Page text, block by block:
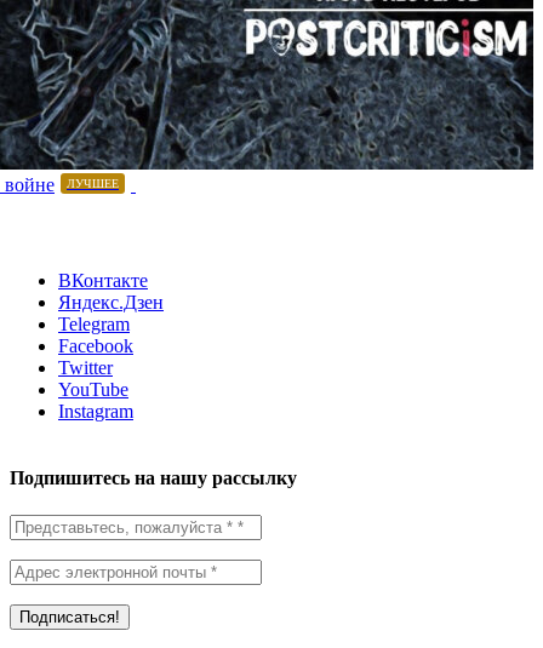
ЛУЧШЕЕ
ВКонтакте
Яндекс.Дзен
Telegram
Facebook
Twitter
YouTube
Instagram
Подпишитесь на нашу рассылку